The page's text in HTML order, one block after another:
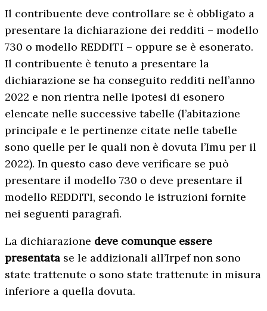
Il contribuente deve controllare se è obbligato a
presentare la dichiarazione dei redditi – modello
730 o modello REDDITI – oppure se è esonerato.
Il contribuente è tenuto a presentare la
dichiarazione se ha conseguito redditi nell’anno
2022 e non rientra nelle ipotesi di esonero
elencate nelle successive tabelle (l’abitazione
principale e le pertinenze citate nelle tabelle
sono quelle per le quali non è dovuta l’Imu per il
2022). In questo caso deve verificare se può
presentare il modello 730 o deve presentare il
modello REDDITI, secondo le istruzioni fornite
nei seguenti paragrafi.
La dichiarazione deve comunque essere
presentata se le addizionali all’Irpef non sono
state trattenute o sono state trattenute in misura
inferiore a quella dovuta.